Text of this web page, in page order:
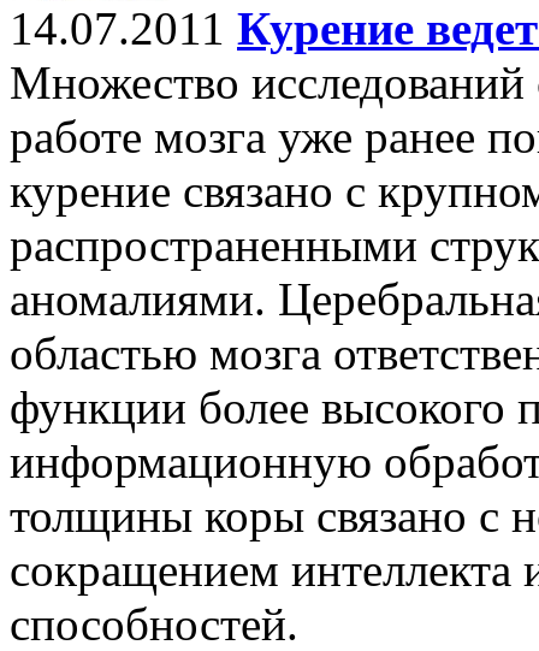
14.07.2011 Курение
Множество
работе мозга уже ранее
курение связано с
распространенными
аномалиями.
областью мозга
функции более высокого
информационную
толщины коры связано с
сокращением
способностей.